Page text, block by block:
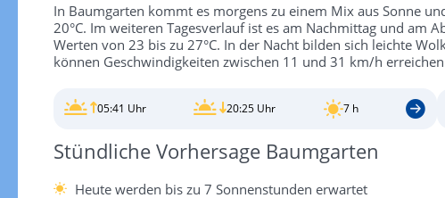
In Baumgarten kommt es morgens zu einem Mix aus Sonne
20°C. Im weiteren Tagesverlauf ist es am Nachmittag und am
Werten von 23 bis zu 27°C. In der Nacht bilden sich leichte
können Geschwindigkeiten zwischen 11 und 31 km/h
05:41 Uhr 20:25 Uhr 7 h
Stündliche Vorhersage Baumgarten
Heute werden bis zu 7 Sonnenstunden erwartet